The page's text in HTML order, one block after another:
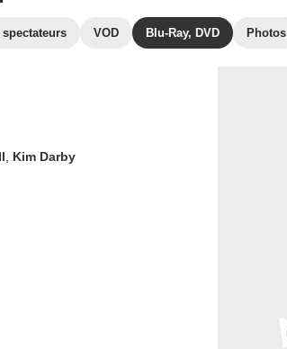
VOD Blu-Ray, DVD Photos
Kim Darby